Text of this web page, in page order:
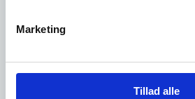
Marketing
Tillad alle